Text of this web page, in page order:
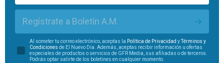
Regístrate a Boletín A.M.
Al someter tu correo electrónico, aceptas la Política de Privacidad yTérminos y
Condiciones de El Nuevo Día. Además, aceptas recibir información u ofertas
especiales de productos o servicios de GFR Media, sus afiliadas o de terceros.
Podrás optar salirte de los boletines en cualquier momento.